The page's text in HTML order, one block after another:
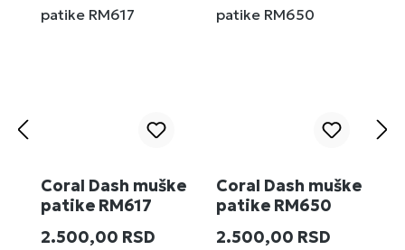
Coral Dash muške
patike RM617
Redovna cena:
2.500,00 RSD
Coral Dash muške
patike RM650
Redovna cena:
2.500,00 RSD